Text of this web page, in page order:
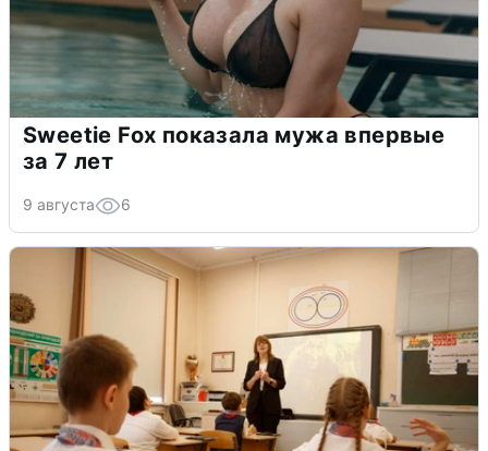
Sweetie Fox показала мужа впервые
за 7 лет
9 августа 6